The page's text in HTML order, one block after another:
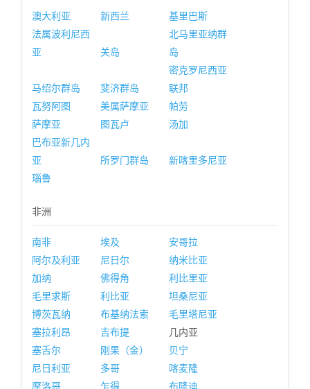
澳大利亚 新西兰
基里巴斯
法属波利尼西
亚
关岛
北马里亚纳群
岛
马绍尔群岛 斐济群岛
密克罗尼西亚
联邦
瓦努阿图
美属萨摩亚
帕劳
萨摩亚
图瓦卢
汤加
巴布亚新几内
亚
所罗门群岛
新喀里多尼亚
瑙鲁
非洲
南非 埃及
安哥拉
阿尔及利亚
尼日尔
纳米比亚
加纳
佛得角
利比里亚
毛里求斯
利比亚
坦桑尼亚
博茨瓦纳
布基纳法索
毛里塔尼亚
塞拉利昂
吉布提
几内亚
塞舌尔
刚果（金）
贝宁
尼日利亚
多哥
喀麦隆
摩洛哥
乍得 布隆迪